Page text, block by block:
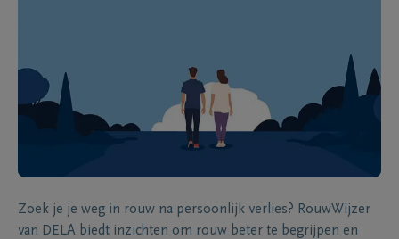
Zoek je je weg in rouw na persoonlijk verlies? RouwWijzer
van DELA biedt inzichten om rouw beter te begrijpen en